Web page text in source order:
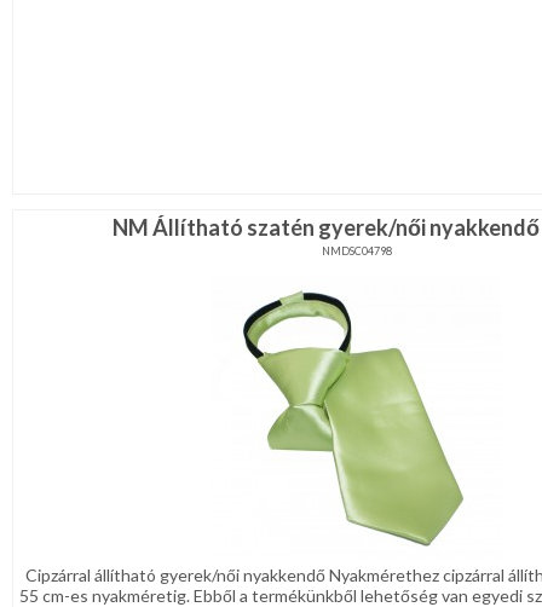
NM Állítható szatén gyerek/női nyakkendő
NMDSC04798
Cipzárral állítható gyerek/női nyakkendő Nyakmérethez cipzárral
55 cm-es nyakméretig. Ebből a termékünkből lehetőség van egyedi